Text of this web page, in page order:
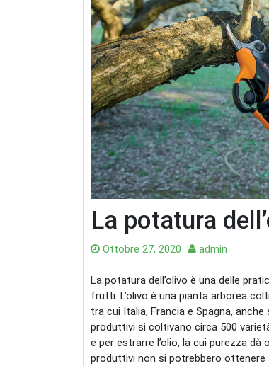
La potatura
Ottobre 27, 2020 admin
La potatura dell’olivo è una delle
frutti. L’olivo è una pianta arborea
tra cui Italia, Francia e Spagna,
produttivi si coltivano circa 500
e per estrarre l’olio, la cui purezza
produttivi non si potrebbero